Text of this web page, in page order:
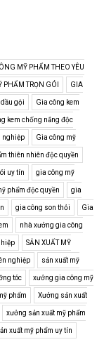
MỸ PHẨM THEO YÊU
PHẨM TRỌN GÓI GIA
gội Gia công kem
kem chống nắng độc
nghiệp Gia công mỹ
thiên nhiên độc quyền
uy tín gia công mỹ
phẩm độc quyền gia
gia công son thỏi Gia
nhà xưởng gia công
SẢN XUẤT MỸ
nghiệp sản xuất mỹ
tóc xưởng gia công mỹ
phẩm Xưởng sản xuất
xưởng sản xuất mỹ phẩm
xuất mỹ phẩm uy tín